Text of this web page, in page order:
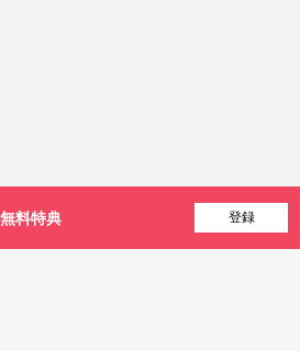
24% 割引！ 買い物かごに追加
料特典 登録